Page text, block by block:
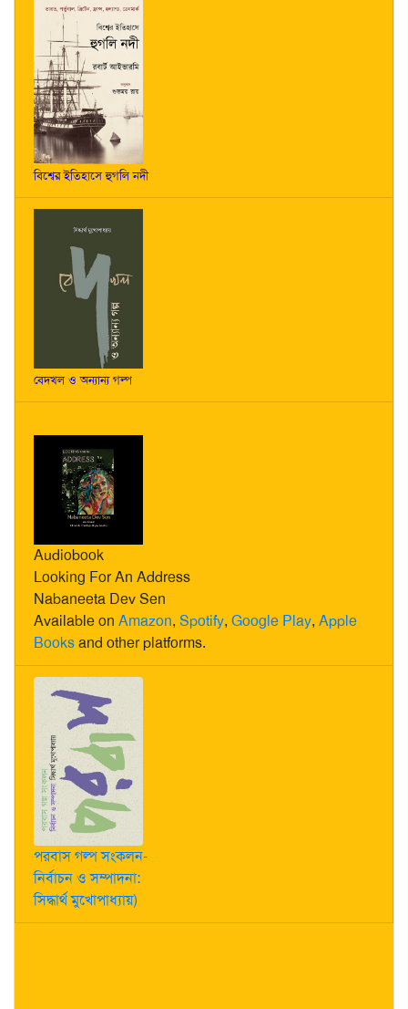
বিশ্বের ইতিহাসে হুগলি নদী
বেদখল ও অন্যান্য গল্প
Audiobook
Looking For An Address
Nabaneeta Dev Sen
Available on Amazon, Spotify, Google Play, Apple
Booksand other platforms.
পরবাস গল্প সংকলন-
নির্বাচন ও সম্পাদনা:
সিদ্ধার্থ মুখোপাধ্যায়)